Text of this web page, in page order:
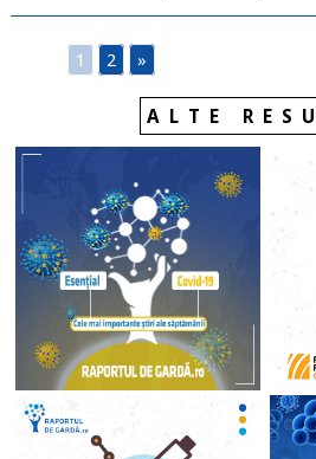
1 2 »
ALTE